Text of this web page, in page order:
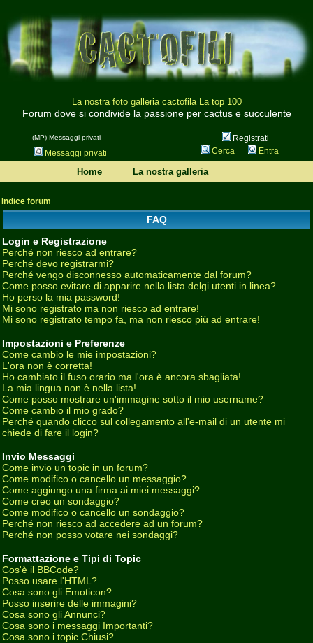
La nostra foto galleria cactofila La top 100
Forum dove si condivide la passione per cactus e succulente
(MP) Messaggi privati
Registrati
Messaggi privati
Cerca Entra
Home La nostra galleria
Indice forum
FAQ
Login e Registrazione
Perché non riesco ad entrare?
Perché devo registrarmi?
Perché vengo disconnesso automaticamente dal forum?
Come posso evitare di apparire nella lista delgi utenti in linea?
Ho perso la mia password!
Mi sono registrato ma non riesco ad entrare!
Mi sono registrato tempo fa, ma non riesco più ad entrare!
Impostazioni e Preferenze
Come cambio le mie impostazioni?
L'ora non è corretta!
Ho cambiato il fuso orario ma l'ora è ancora sbagliata!
La mia lingua non è nella lista!
Come posso mostrare un'immagine sotto il mio username?
Come cambio il mio grado?
Perché quando clicco sul collegamento all'e-mail di un utente mi
chiede di fare il login?
Invio Messaggi
Come invio un topic in un forum?
Come modifico o cancello un messaggio?
Come aggiungo una firma ai miei messaggi?
Come creo un sondaggio?
Come modifico o cancello un sondaggio?
Perché non riesco ad accedere ad un forum?
Perché non posso votare nei sondaggi?
Formattazione e Tipi di Topic
Cos'è il BBCode?
Posso usare l'HTML?
Cosa sono gli Emoticon?
Posso inserire delle immagini?
Cosa sono gli Annunci?
Cosa sono i messaggi Importanti?
Cosa sono i topic Chiusi?